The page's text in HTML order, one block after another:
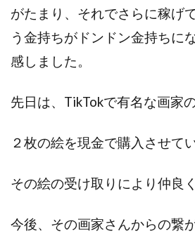
がたまり、それでさらに稼げ
う金持ちがドンドン金持ちに
感しました。
先日は、TikTokで有名な画家
２枚の絵を現金で購入させて
その絵の受け取りにより仲良
今後、その画家さんからの繋